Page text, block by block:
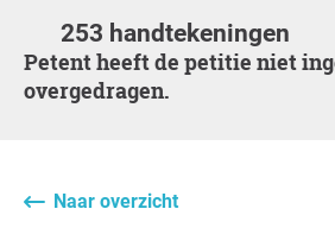
253 handtekeningen
Petent heeft de petitie niet ingediend of
overgedragen.
Naar overzicht